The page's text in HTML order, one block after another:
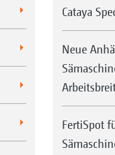
Cataya
Neue
FertiSpot